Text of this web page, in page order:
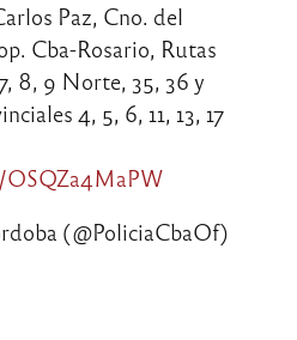
Paz, Cno. del
Cba-Rosario, Rutas
8, 9 Norte, 35, 36 y
4, 5, 6, 11, 13, 17
(@PoliciaCbaOf)